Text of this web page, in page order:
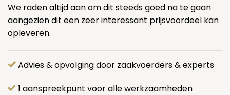
We raden altijd aan om dit steeds goed na te gaan
aangezien dit een zeer interessant prijsvoordeel kan
opleveren.
Advies & opvolging door zaakvoerders & experts
1 aanspreekpunt voor alle werkzaamheden